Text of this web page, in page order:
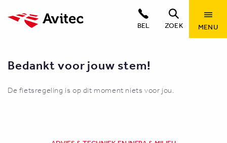
BEL ZOEK MENU
Bedankt voor jouw stem!
De fietsregeling is op dit moment niets voor jou.